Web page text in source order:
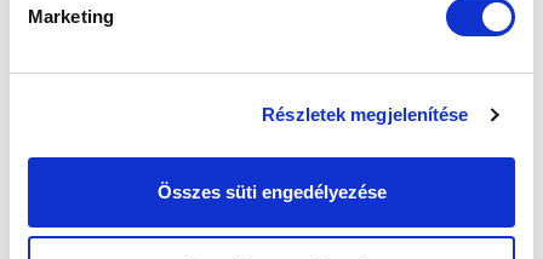
Marketing
Részletek megjelenítése
Összes süti engedélyezése